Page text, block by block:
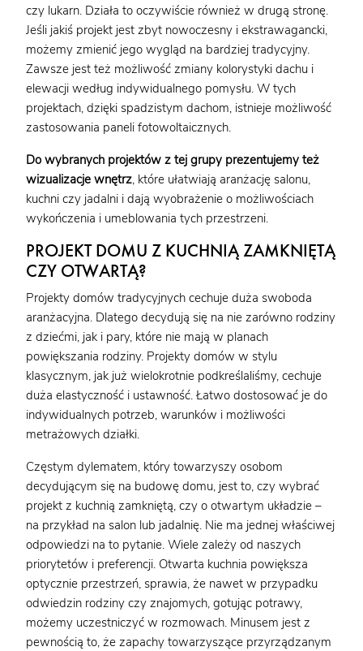
czy lukarn. Działa to oczywiście również w drugą stronę.
Jeśli jakiś projekt jest zbyt nowoczesny i ekstrawagancki,
możemy zmienić jego wygląd na bardziej tradycyjny.
Zawsze jest też możliwość zmiany kolorystyki dachu i
elewacji według indywidualnego pomysłu. W tych
projektach, dzięki spadzistym dachom, istnieje możliwość
zastosowania paneli fotowoltaicznych.
Do wybranych projektów z tej grupy prezentujemy też
wizualizacje wnętrz, które ułatwiają aranżację salonu,
kuchni czy jadalni i dają wyobrażenie o możliwościach
wykończenia i umeblowania tych przestrzeni.
PROJEKT DOMU Z KUCHNIĄ ZAMKNIĘTĄ
CZY OTWARTĄ?
Projekty domów tradycyjnych cechuje duża swoboda
aranżacyjna. Dlatego decydują się na nie zarówno rodziny
z dziećmi, jak i pary, które nie mają w planach
powiększania rodziny. Projekty domów w stylu
klasycznym, jak już wielokrotnie podkreślaliśmy, cechuje
duża elastyczność i ustawność. Łatwo dostosować je do
indywidualnych potrzeb, warunków i możliwości
metrażowych działki.
Częstym dylematem, który towarzyszy osobom
decydującym się na budowę domu, jest to, czy wybrać
projekt z kuchnią zamkniętą, czy o otwartym układzie –
na przykład na salon lub jadalnię. Nie ma jednej właściwej
odpowiedzi na to pytanie. Wiele zależy od naszych
priorytetów i preferencji. Otwarta kuchnia powiększa
optycznie przestrzeń, sprawia, że nawet w przypadku
odwiedzin rodziny czy znajomych, gotując potrawy,
możemy uczestniczyć w rozmowach. Minusem jest z
pewnością to, że zapachy towarzyszące przyrządzanym